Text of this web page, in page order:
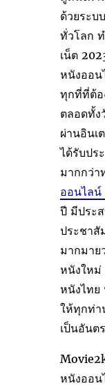
ด้วยระบ
ทั่วโลก
เน็ต
หนังออน
ทุกที่ที่ต้อ
ตลอดทั้ง
ผ่านอินเ
ได้รับปร
มากกว่า
ออนไลน์
ปี มีประ
ประชาสั
มากมาย
หนังใหม่
หนังไทย
ให้ทุกท่า
เป็นอันต
หนังออน